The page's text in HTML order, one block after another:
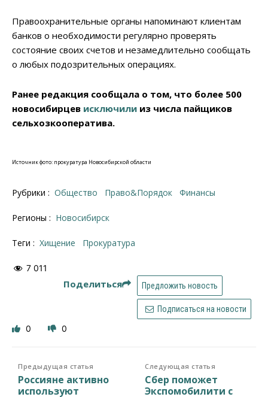
Правоохранительные органы напоминают клиентам
банков о необходимости регулярно проверять
состояние своих счетов и незамедлительно сообщать
о любых подозрительных операциях.
Ранее редакция сообщала о том, что более 500
новосибирцев исключили из числа пайщиков
сельхозкооператива.
Источник фото: прокуратура Новосибирской области
Рубрики : Общество Право&Порядок Финансы
Регионы : Новосибирск
Теги : хищение прокуратура
7 011
Поделиться Предложить новость
Подписаться на новости
0 0
Предыдущая статья
Россияне активно
используют
Следующая статья
Сбер поможет
Экспомобилити с